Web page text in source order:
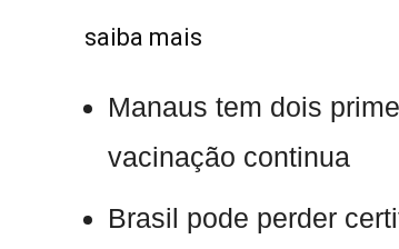
saiba mais
Manaus tem dois
vacinação continua
Brasil pode perder